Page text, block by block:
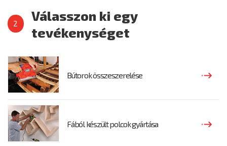
Válasszon ki egy
tevékenységet
Bútorok összeszerelése
Fából készült polcok gyártása